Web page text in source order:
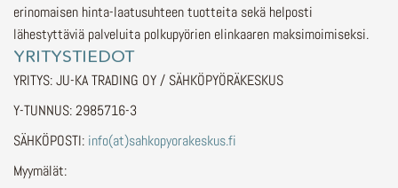
erinomaisen hinta-laatusuhteen tuotteita sekä helposti
lähestyttäviä palveluita polkupyörien elinkaaren maksimoimiseksi.
YRITYSTIEDOT
YRITYS: JU-KA TRADING OY / SÄHKÖPYÖRÄKESKUS
Y-TUNNUS: 2985716-3
SÄHKÖPOSTI: info(at)sahkopyorakeskus.fi
Myymälät: